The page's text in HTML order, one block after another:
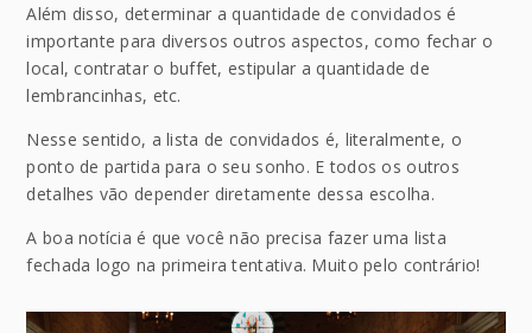
Além disso, determinar a quantidade de convidados é
importante para diversos outros aspectos, como fechar o
local, contratar o buffet, estipular a quantidade de
lembrancinhas, etc.
Nesse sentido, a lista de convidados é, literalmente, o
ponto de partida para o seu sonho. E todos os outros
detalhes vão depender diretamente dessa escolha.
A boa notícia é que você não precisa fazer uma lista
fechada logo na primeira tentativa. Muito pelo contrário!